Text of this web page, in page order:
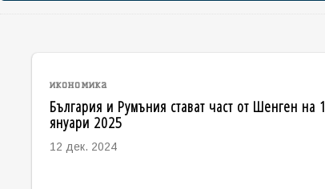
икономика
България и Румъния стават част от Шенген на 1
януари 2025
12 дек. 2024